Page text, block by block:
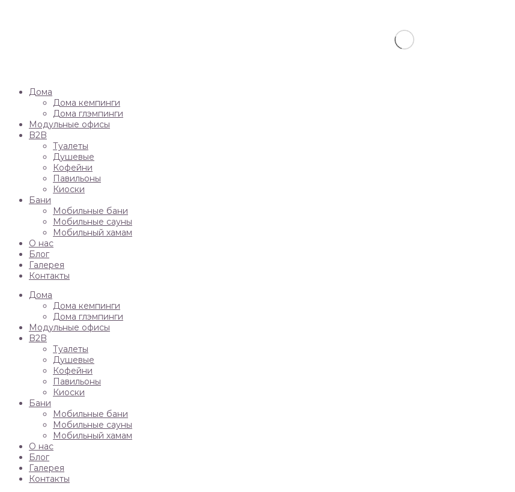
Дома
Дома кемпинги
Дома глэмпинги
Модульные офисы
B2B
Туалеты
Душевые
Кофейни
Павильоны
Киоски
Бани
Мобильные бани
Мобильные сауны
Мобильный хамам
О нас
Блог
Галерея
Контакты
Дома
Дома кемпинги
Дома глэмпинги
Модульные офисы
B2B
Туалеты
Душевые
Кофейни
Павильоны
Киоски
Бани
Мобильные бани
Мобильные сауны
Мобильный хамам
О нас
Блог
Галерея
Контакты